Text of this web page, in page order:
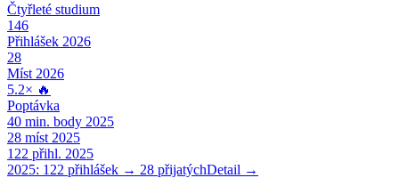
Čtyřleté studium
146
Přihlášek 2026
28
Míst 2026
5.2× 🔥
Poptávka
40 min. body 2025
28 míst 2025
122 přihl. 2025
2025: 122 přihlášek → 28 přijatýchDetail →